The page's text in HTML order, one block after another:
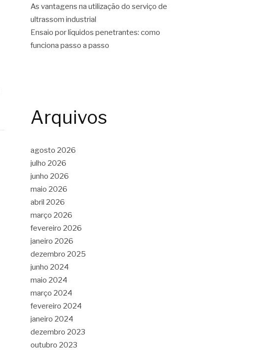
As vantagens na utilização do serviço de
ultrassom industrial
Ensaio por líquidos penetrantes: como
funciona passo a passo
Arquivos
agosto 2026
julho 2026
junho 2026
maio 2026
abril 2026
março 2026
fevereiro 2026
janeiro 2026
dezembro 2025
junho 2024
maio 2024
março 2024
fevereiro 2024
janeiro 2024
dezembro 2023
outubro 2023